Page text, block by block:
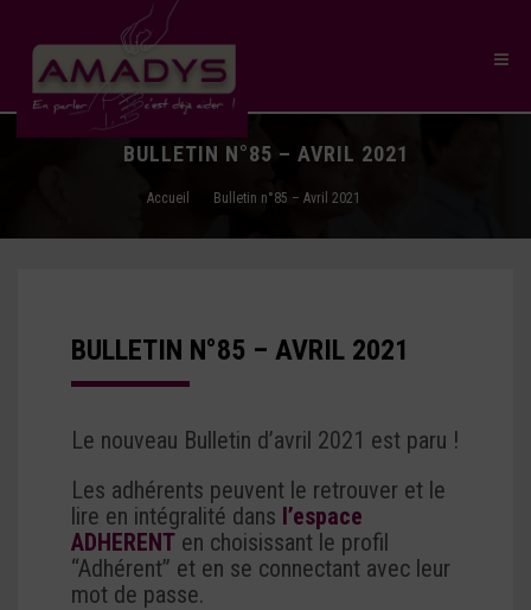
BULLETIN N°85 – AVRIL 2021
Accueil Bulletin n°85 – Avril 2021
BULLETIN N°85 – AVRIL 2021
Le nouveau Bulletin d’avril 2021 est paru !
Les adhérents peuvent le retrouver et le
lire en intégralité dans l’espace
ADHERENT en choisissant le profil
“Adhérent” et en se connectant avec leur
mot de passe.